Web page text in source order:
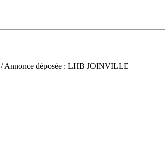
/ Annonce déposée : LHB JOINVILLE